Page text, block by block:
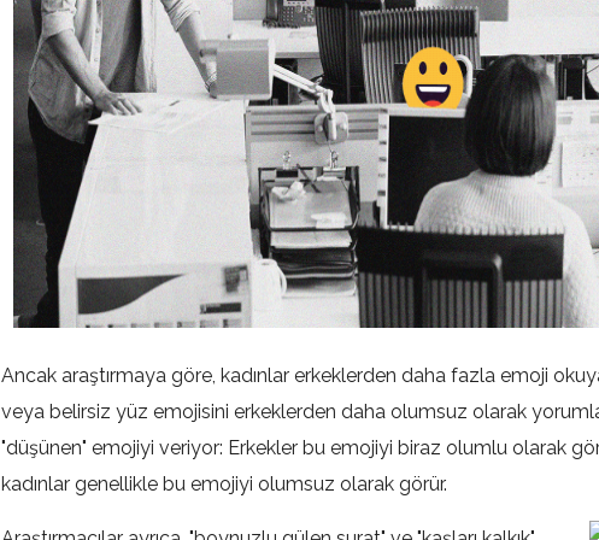
Ancak araştırmaya göre, kadınlar erkeklerden daha fazla emoji
veya belirsiz yüz emojisini erkeklerden daha olumsuz olarak
"düşünen" emojiyi veriyor: Erkekler bu emojiyi biraz olumlu olarak
kadınlar genellikle bu emojiyi olumsuz olarak görür.